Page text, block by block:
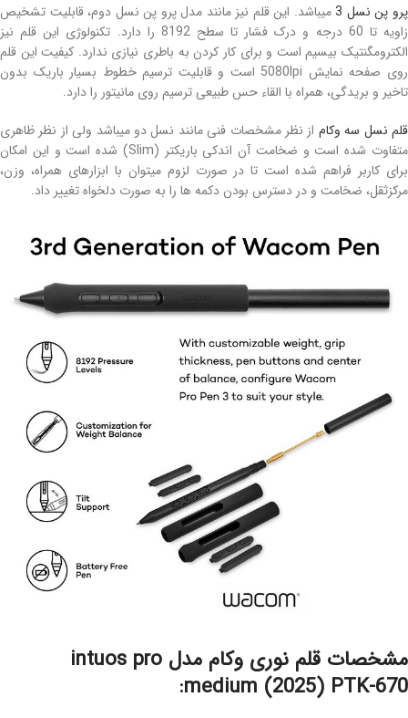
پرو پن نسل 3 میباشد. این قلم نیز مانند مدل پرو پن نسل دوم، قابلیت تشخیص
زاویه تا 60 درجه و درک فشار تا سطح 8192 را دارد. تکنولوژی این قلم نیز
الکترومگنتیک بیسیم است و برای کار کردن به باطری نیازی ندارد. کیفیت این قلم
روی صفحه نمایش 5080lpi است و قابلیت ترسیم خطوط بسیار باریک بدون
تاخیر و بریدگی، همراه با القاء حس طبیعی ترسیم روی مانیتور را دارد.
قلم نسل سه وکام از نظر مشخصات فنی مانند نسل دو میباشد ولی از نظر ظاهری
متفاوت شده است و ضخامت آن اندکی باریکتر (Slim) شده است و این امکان
برای کاربر فراهم شده است تا در صورت لزوم میتوان با ابزارهای همراه، وزن،
مرکزثقل، ضخامت و در دسترس بودن دکمه ها را به صورت دلخواه تغییر داد.
مشخصات قلم نوری وکام مدل intuos pro
medium (2025) PTK-670: